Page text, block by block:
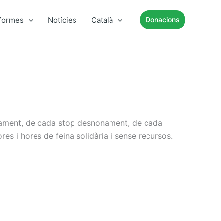
Notícies Català Donacions
de cada stop desnonament, de cada
i hores de feina solidària i sense recursos.